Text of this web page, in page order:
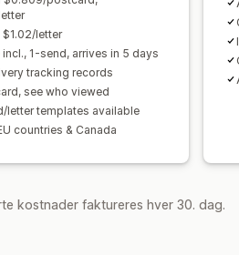
$1.02/letter
1-send, arrives in 5 days
tracking records
see who viewed
letter templates available
countries & Canada
kostnader faktureres hver 30. dag.